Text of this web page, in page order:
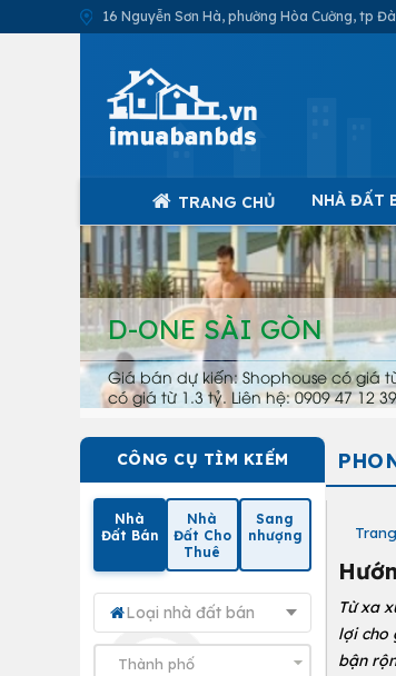
16 Nguyễn Sơn Hà, phường Hòa Cường, tp
TRANG CHỦ NHÀ ĐẤT
D-ONE SÀI GÒN
Giá bán dự kiến: Shophouse có giá
có giá từ 1.3 tỷ. Liên hệ: 0909 47 12 39
CÔNG CỤ TÌM KIẾM
Nhà
Đất Bán
Nhà
Đất Cho
Thuê
Sang
nhượng
Loại nhà đất bán
Từ xa
lợi cho
bận